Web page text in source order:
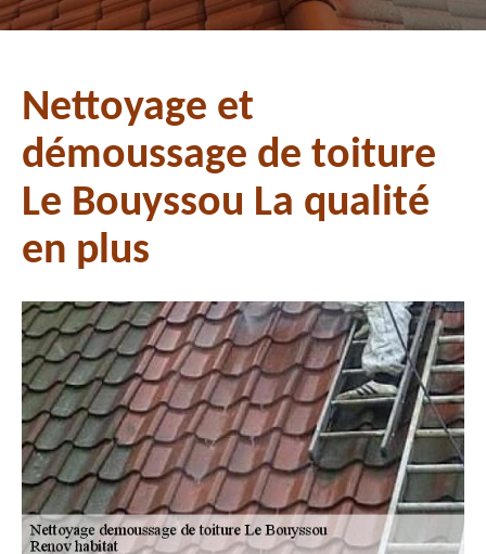
Nettoyage et
démoussage de toiture
Le Bouyssou La qualité
en plus